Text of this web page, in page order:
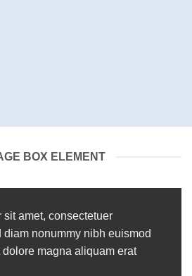
BOX ELEMENT
sit amet, consectetuer
nonummy nibh euismod
magna aliquam erat